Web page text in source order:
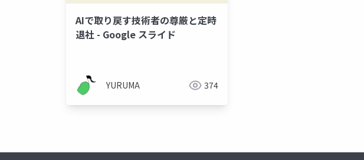
AIで取り戻す技術者の尊厳と定時
退社 - Google スライド
YURUMA 374